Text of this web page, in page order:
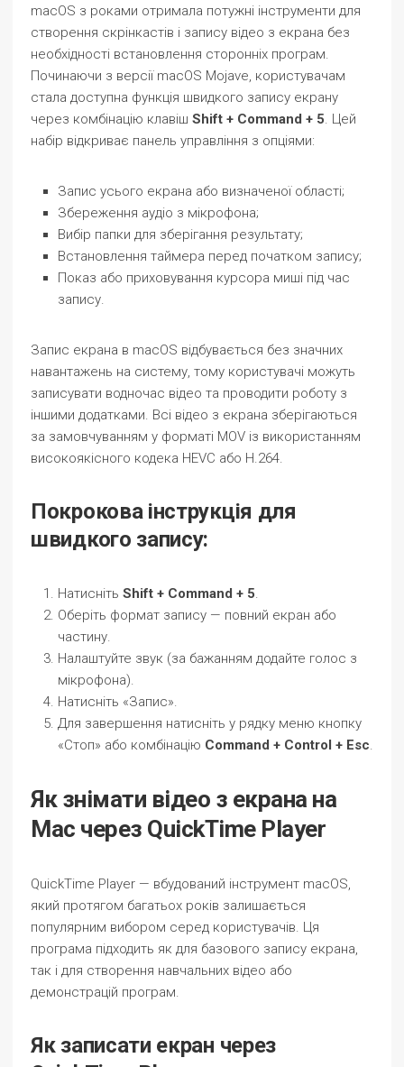
macOS з роками отримала потужні інструменти для
створення скрінкастів і запису відео з екрана без
необхідності встановлення сторонніх програм.
Починаючи з версії macOS Mojave, користувачам
стала доступна функція швидкого запису екрану
через комбінацію клавіш Shift + Command + 5. Цей
набір відкриває панель управління з опціями:
Запис усього екрана або визначеної області;
Збереження аудіо з мікрофона;
Вибір папки для зберігання результату;
Встановлення таймера перед початком запису;
Показ або приховування курсора миші під час
запису.
Запис екрана в macOS відбувається без значних
навантажень на систему, тому користувачі можуть
записувати водночас відео та проводити роботу з
іншими додатками. Всі відео з екрана зберігаються
за замовчуванням у форматі MOV із використанням
високоякісного кодека HEVC або H.264.
Покрокова інструкція для
швидкого запису:
Натисніть Shift + Command + 5.
Оберіть формат запису — повний екран або
частину.
Налаштуйте звук (за бажанням додайте голос з
мікрофона).
Натисніть «Запис».
Для завершення натисніть у рядку меню кнопку
«Стоп» або комбінацію Command + Control + Esc.
Як знімати відео з екрана на
Mac через QuickTime Player
QuickTime Player — вбудований інструмент macOS,
який протягом багатьох років залишається
популярним вибором серед користувачів. Ця
програма підходить як для базового запису екрана,
так і для створення навчальних відео або
демонстрацій програм.
Як записати екран через